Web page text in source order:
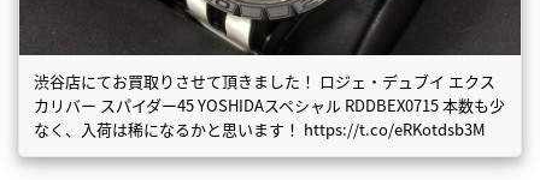
渋谷店にてお買取りさせて頂きました！ ロジェ・デュブイ エクス
カリバー スパイダー45 YOSHIDAスペシャル RDDBEX0715 本数も少
なく、入荷は稀になるかと思います！ https://t.co/eRKotdsb3M